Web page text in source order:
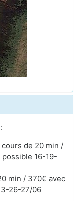
de 20 min /
16-19-
min / 370€ avec
26-27/06